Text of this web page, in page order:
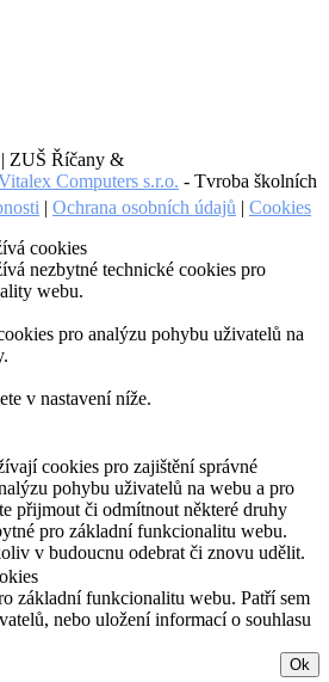
ZUŠ Říčany &
Computers s.r.o. - Tvroba školních
| Ochrana osobních údajů | Cookies
cookies
nezbytné technické cookies pro
webu.
pro analýzu pohybu uživatelů na
v nastavení níže.
cookies pro zajištění správné
pohybu uživatelů na webu a pro
přijmout či odmítnout některé druhy
pro základní funkcionalitu webu.
v budoucnu odebrat či znovu udělit.
základní funkcionalitu webu. Patří sem
nebo uložení informací o souhlasu
Ok